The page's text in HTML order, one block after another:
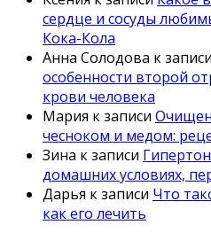
сердце и сосуды
Кока-Кола
Анна Солодова к записи
особенности второй
крови человека
Мария к записи
чесноком и медом:
Зина к записи
домашних условиях,
Дарья к записи Что
как его лечить